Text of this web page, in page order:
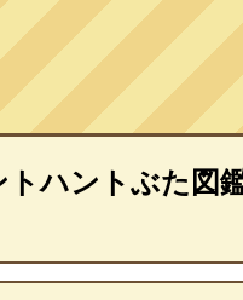
ハントぶた図